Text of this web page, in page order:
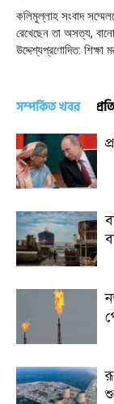
কলিমুল্লাহ সংবাদ
রেখেছেন তা অসত্য,
উদ্দেশ্যপ্রণোদিত: শিক্ষা
সম্পর্কিত খবর